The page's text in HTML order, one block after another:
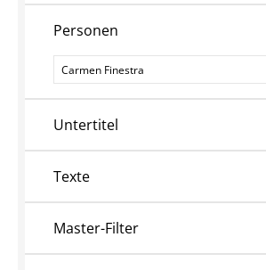
Personen
Personen
Untertitel
Texte
Master-Filter